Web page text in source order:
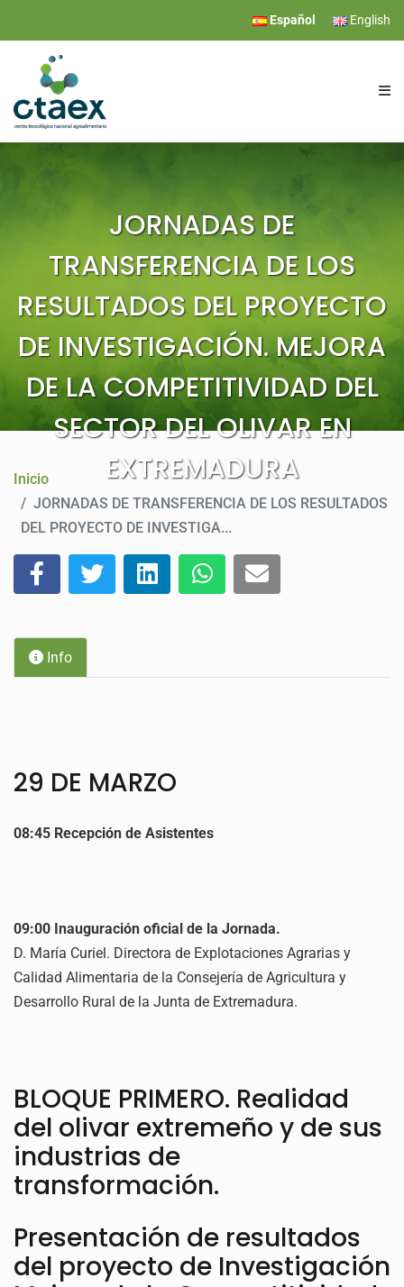
Español English
CTAEX
INVESTIGACIÓN
SERVICIOS
EVENTOS
COMUNICACIÓN
CONTACTO
JORNADAS DE
TRANSFERENCIA DE LOS
RESULTADOS DEL PROYECTO
DE INVESTIGACIÓN. MEJORA
DE LA COMPETITIVIDAD DEL
SECTOR DEL OLIVAR EN
EXTREMADURA
Inicio
JORNADAS DE TRANSFERENCIA DE LOS RESULTADOS
DEL PROYECTO DE INVESTIGA...
Info
29 DE MARZO
08:45 Recepción de Asistentes
09:00 Inauguración oficial de la Jornada.
D. María Curiel. Directora de Explotaciones Agrarias y
Calidad Alimentaria de la Consejería de Agricultura y
Desarrollo Rural de la Junta de Extremadura.
BLOQUE PRIMERO. Realidad
del olivar extremeño y de sus
industrias de
transformación.
Presentación de resultados
del proyecto de Investigación